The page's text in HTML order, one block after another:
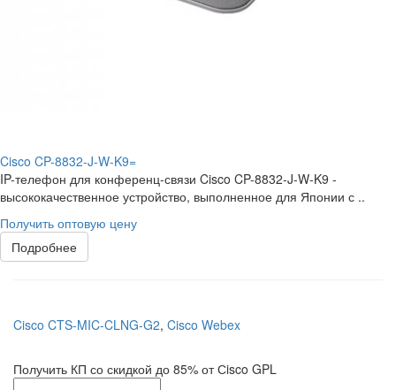
Cisco CP-8832-J-W-K9=
IP-телефон для конференц-связи Cisco CP-8832-J-W-K9 -
высококачественное устройство, выполненное для Японии с ..
Получить оптовую цену
Подробнее
Cisco CTS-MIC-CLNG-G2, Cisco Webex
Получить КП со скидкой до 85% от Сisco GPL